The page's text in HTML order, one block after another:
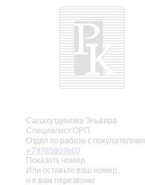
Салахутдинова Эльвира
Специалист ОРП
Отдел по работе с покупателями
+79785807607
Показать номер
Или оставьте ваш номер,
и я вам перезвоню